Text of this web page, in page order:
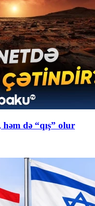
də “qış” olur